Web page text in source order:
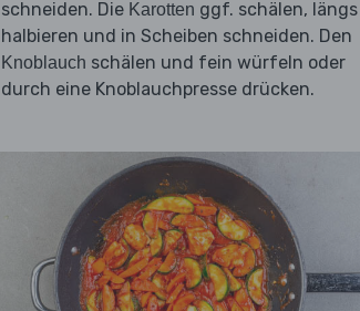
schneiden. Die Karotten ggf. schälen, längs
halbieren und in Scheiben schneiden. Den
Knoblauch schälen und fein würfeln oder
durch eine Knoblauchpresse drücken.